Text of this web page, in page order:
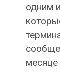
одним
месяце